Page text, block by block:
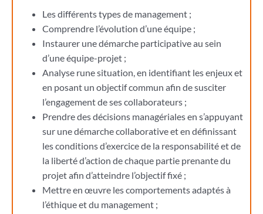
Les différents types de management ;
Comprendre l’évolution d’une équipe ;
Instaurer une démarche participative au sein
d’une équipe-projet ;
Analyse rune situation, en identifiant les enjeux et
en posant un objectif commun afin de susciter
l’engagement de ses collaborateurs ;
Prendre des décisions managériales en s’appuyant
sur une démarche collaborative et en définissant
les conditions d’exercice de la responsabilité et de
la liberté d’action de chaque partie prenante du
projet afin d’atteindre l’objectif fixé ;
Mettre en œuvre les comportements adaptés à
l’éthique et du management ;